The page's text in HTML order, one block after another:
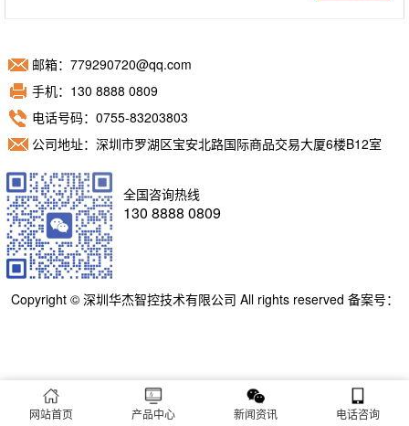
邮箱：779290720@qq.com
手机：130 8888 0809
电话号码：0755-83203803
公司地址：深圳市罗湖区宝安北路国际商品交易大厦6楼B12室
全国咨询热线
130 8888 0809
Copyright © 深圳华杰智控技术有限公司 All rights reserved 备案号：
网站首页 产品中心 新闻资讯 电话咨询